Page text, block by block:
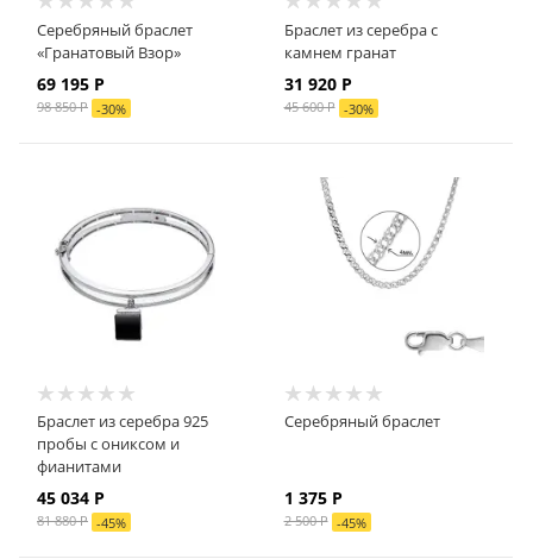
Серебряный браслет
«Гранатовый Взор»
69 195 Р
98 850 Р -30%
Браслет из серебра с
камнем гранат
31 920 Р
45 600 Р -30%
Браслет из серебра 925
пробы с ониксом и
фианитами
45 034 Р
81 880 Р -45%
Серебряный браслет
1 375 Р
2 500 Р -45%